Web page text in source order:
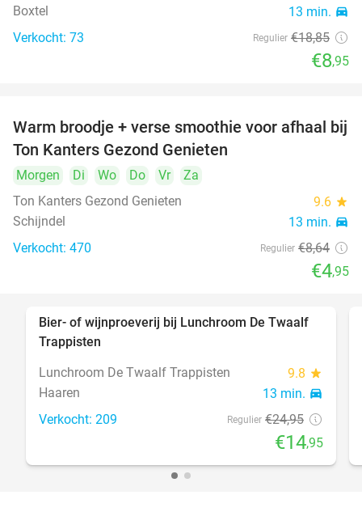
Boxtel 13 min. directions_car
Verkocht: 73 Regulier €18,85
€8,95
43%
Warm broodje + verse smoothie voor afhaal bij
Ton Kanters Gezond Genieten
Morgen Di Wo Do Vr
Za
Ton Kanters Gezond Genieten
9.6 star
Schijndel 13 min. directions_car
Verkocht: 470 Regulier €8,64
€4,95
40%
Bier- of wijnproeverij bij Lunchroom De Twaalf
Trappisten
Lunchroom De Twaalf Trappisten
9.8 star
Haaren 13 min. directions_car
Verkocht: 209 Regulier €24,95
€14,95